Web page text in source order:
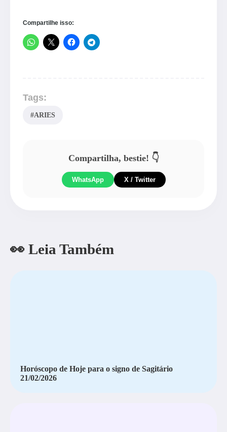
Compartilhe isso:
Tags:
#ARIES
Compartilha, bestie! 👇
WhatsApp X / Twitter
👀 Leia Também
Horóscopo de Hoje para o signo de Sagitário
21/02/2026